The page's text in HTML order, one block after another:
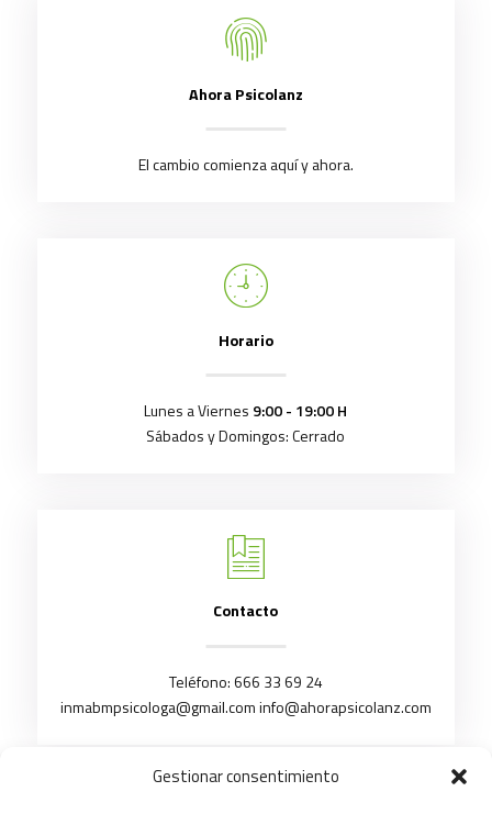
Gestionar consentimiento
Ahora Psicolanz
El cambio comienza aquí y ahora.
Horario
Lunes a Viernes 9:00 - 19:00 H
Sábados y Domingos: Cerrado
Contacto
Teléfono:666 33 69 24
inmabmpsicologa@gmail.cominfo@ahorapsicolanz.com